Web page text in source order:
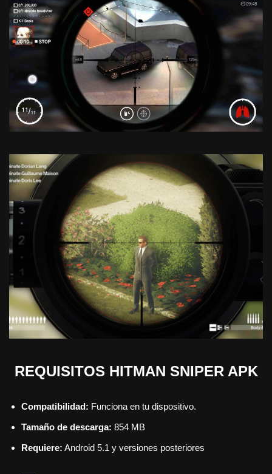
REQUISITOS HITMAN SNIPER APK
Compatibilidad: Funciona en tu dispositivo.
Tamaño de descarga: 854 MB
Requiere: Android 5.1 y versiones posteriores